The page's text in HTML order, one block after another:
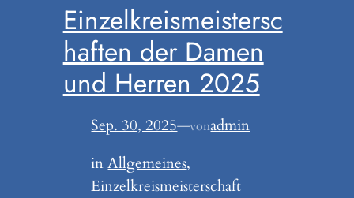
Einzelkreismeistersc
haften der Damen
und Herren 2025
Sep. 30, 2025—vonadmin
inAllgemeines
Einzelkreismeisterschaft